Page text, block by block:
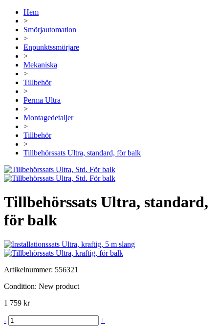
Hem
>
Smörjautomation
>
Enpunktssmörjare
>
Mekaniska
>
Tillbehör
>
Perma Ultra
>
Montagedetaljer
>
Tillbehör
>
Tillbehörssats Ultra, standard, för balk
Tillbehörssats Ultra, standard,
för balk
Artikelnummer: 556321
Condition: New product
1 759 kr
- +